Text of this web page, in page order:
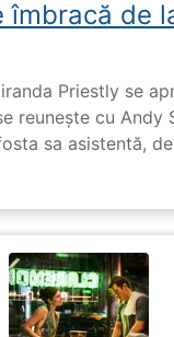
îmbracă de
Priestly se
reunește cu Andy
sa asistentă,